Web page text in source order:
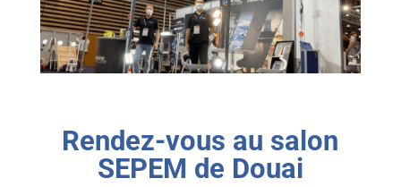
Rendez-vous au salon
SEPEM de Douai